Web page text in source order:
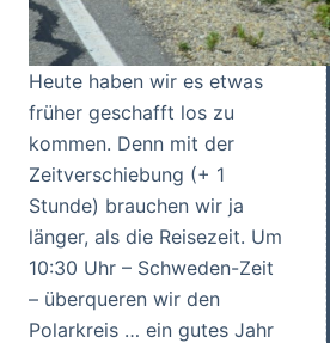
Heute haben wir es etwas
früher geschafft los zu
kommen. Denn mit der
Zeitverschiebung (+ 1
Stunde) brauchen wir ja
länger, als die Reisezeit. Um
10:30 Uhr – Schweden-Zeit
– überqueren wir den
Polarkreis … ein gutes Jahr